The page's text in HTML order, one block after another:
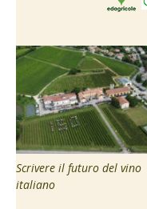
Scrivere il futuro del vino
italiano